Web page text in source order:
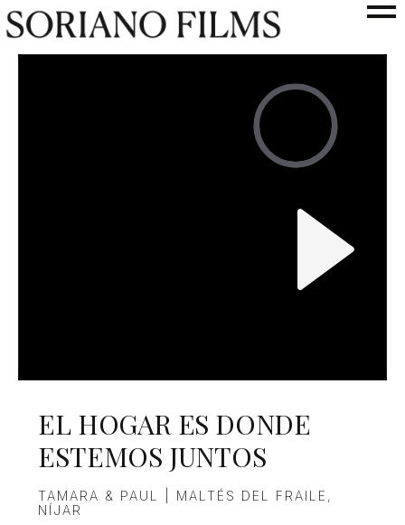
EL HOGAR ES DONDE
ESTEMOS JUNTOS
TAMARA & PAUL | MALTÉS DEL FRAILE,
NÍJAR